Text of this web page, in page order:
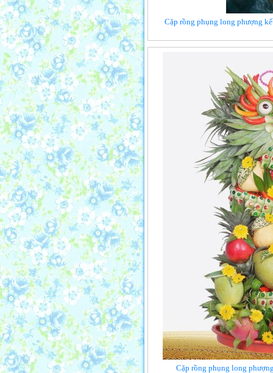
Cặp rồng phụng long phượng
Cặp rồng phụng long